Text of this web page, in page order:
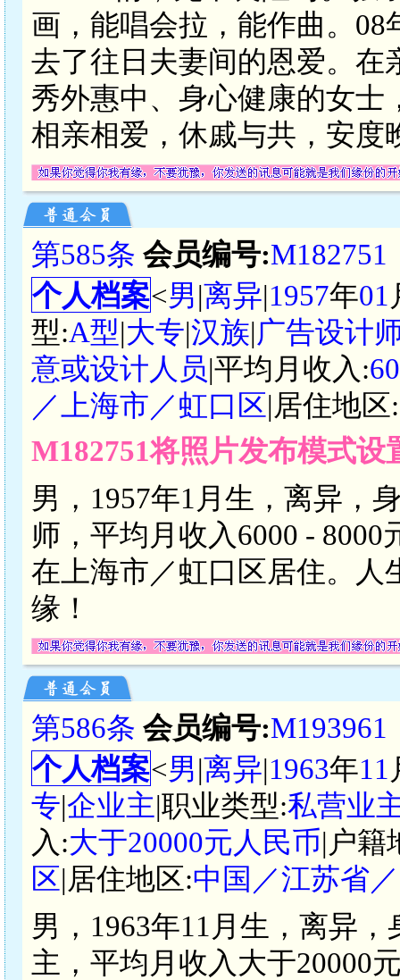
画，能唱会拉，能作曲。
去了往日夫妻间的恩爱。在
秀外惠中、身心健康的女士
相亲相爱，休戚与共，安度
第585条 会员编号:M182751
个人档案<男|离异|1957年01
型:A型|大专|汉族|广告设计
意或设计人员|平均月收入:
／上海市／虹口区|居住地区:
M182751将照片发布模式
男，1957年1月生，离异，
师，平均月收入6000 -
在上海市／虹口区居住。人
缘！
第586条 会员编号:M193961
个人档案<男|离异|1963年11
专|企业主|职业类型:私营业
入:大于20000元人民币|户籍
区|居住地区:中国／江苏省
男，1963年11月生，离异
主，平均月收入大于20000